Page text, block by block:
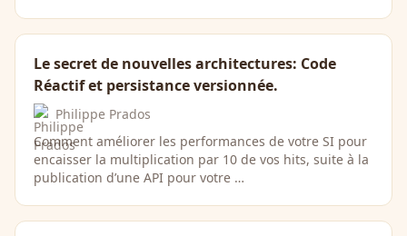
Le secret de nouvelles architectures: Code
Réactif et persistance versionnée.
Philippe Prados
Comment améliorer les performances de votre SI pour
encaisser la multiplication par 10 de vos hits, suite à la
publication d’une API pour votre …